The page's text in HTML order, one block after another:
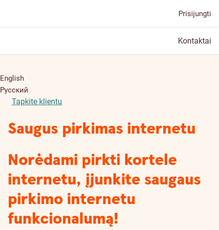
Prisijungti
Kontaktai
English
Русский
Tapkite klientu
Saugus pirkimas internetu
Norėdami pirkti kortele
internetu, įjunkite saugaus
pirkimo internetu
funkcionalumą!